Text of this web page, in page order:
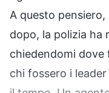
A questo
dopo, la polizia ha
chiedendomi dove
chi fossero i